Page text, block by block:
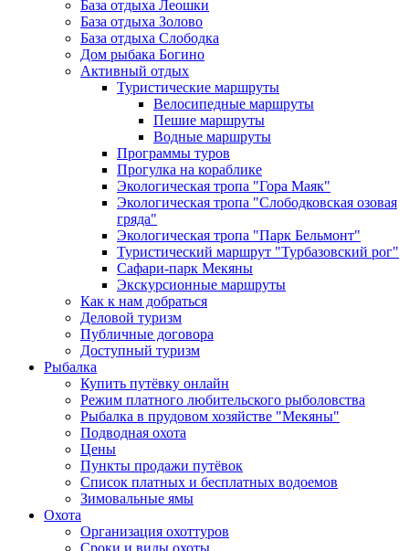
База отдыха Леошки
База отдыха Золово
База отдыха Слободка
Дом рыбака Богино
Активный отдых
Туристические маршруты
Велосипедные маршруты
Пешие маршруты
Водные маршруты
Программы туров
Прогулка на кораблике
Экологическая тропа "Гора Маяк"
Экологическая тропа "Слободковская озовая
гряда"
Экологическая тропа "Парк Бельмонт"
Туристический маршрут "Турбазовский рог"
Сафари-парк Мекяны
Экскурсионные маршруты
Как к нам добраться
Деловой туризм
Публичные договора
Доступный туризм
Рыбалка
Купить путёвку онлайн
Режим платного любительского рыболовства
Рыбалка в прудовом хозяйстве "Мекяны"
Подводная охота
Цены
Пункты продажи путёвок
Список платных и бесплатных водоемов
Зимовальные ямы
Охота
Организация охоттуров
Сроки и виды охоты